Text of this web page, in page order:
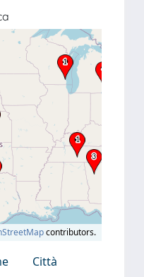
contributors.
Città